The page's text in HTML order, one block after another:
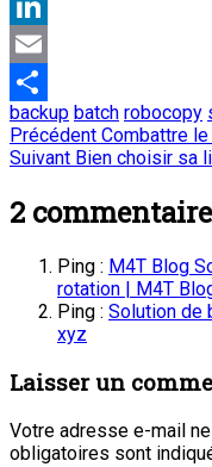
Reddit
LinkedIn
Email
Partager
backup batch robocopy
Navigation
de
l’article
Précédent Article
précédent
Combattre
Suivant Article
:
Bien choisir sa
2
Ping : M4T Blog
rotation | M4T
Ping : Solution de
xyz
Laisser un
Votre adresse e-mail
obligatoires sont